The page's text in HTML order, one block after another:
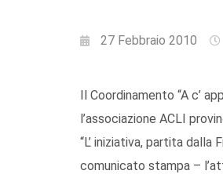
27 Febbraio 2010
Il Coordinamento “A c’
l’associazione ACLI
“L’ iniziativa, partita dalla
comunicato stampa –